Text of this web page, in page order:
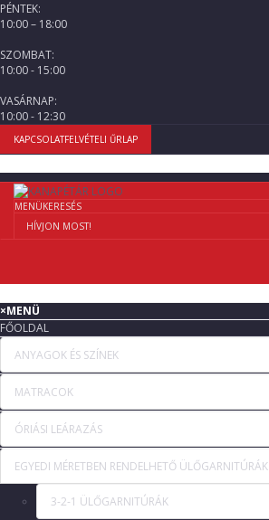
PÉNTEK:
10:00 – 18:00
SZOMBAT:
10:00 - 15:00
VASÁRNAP:
10:00 - 12:30
KAPCSOLATFELVÉTELI ŰRLAP
MENÜKERESÉS
HÍVJON MOST!
×MENÜ
FŐOLDAL
ANYAGOK ÉS SZÍNEK
MATRACOK
ÓRIÁSI LEÁRAZÁS
EGYEDI MÉRETBEN RENDELHETŐ ÜLŐGARNITÚRÁK
3-2-1 ÜLŐGARNITÚRÁK